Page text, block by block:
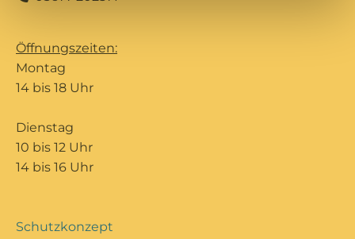
Öffnungszeiten:
Montag
14 bis 18 Uhr
Dienstag
10 bis 12 Uhr
14 bis 16 Uhr
Schutzkonzept